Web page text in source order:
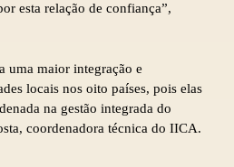
esta relação de confiança”,
uma maior integração e
locais nos oito países, pois elas
na gestão integrada do
coordenadora técnica do IICA.